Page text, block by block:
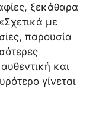
ξεκάθαρα
με
παρουσία
και
γίνεται